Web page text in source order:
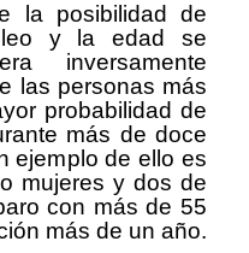
la posibilidad de
y la edad se
inversamente
las personas más
probabilidad de
más de doce
ejemplo de ello es
mujeres y dos de
con más de 55
más de un año.